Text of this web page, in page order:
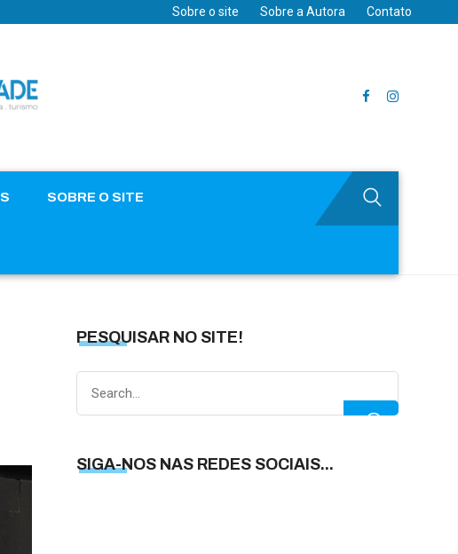
Sobre o site Sobre a Autora Contato
SOBRE O SITE
PESQUISAR NO SITE!
SIGA-NOS NAS REDES SOCIAIS...